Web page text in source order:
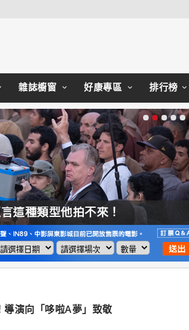
雜誌櫥窗 好康專區 排行榜
這種類型他拍不來！
導演向「哆啦A夢」致敬